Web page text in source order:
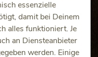
essenzielle
damit bei Deinem
alles funktioniert. Je
an Diensteanbieter
werden. Einige